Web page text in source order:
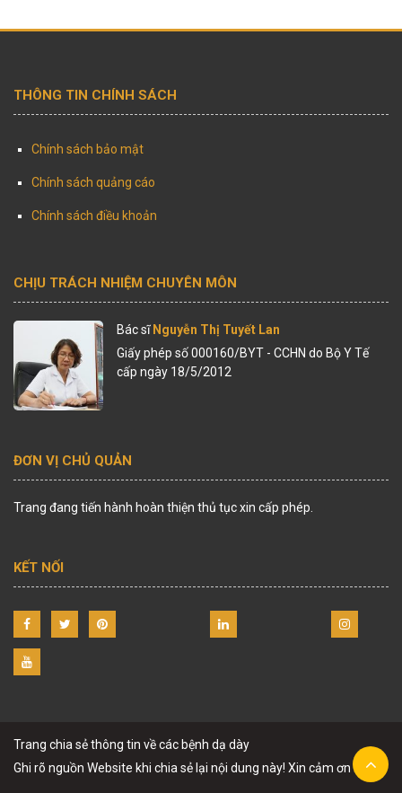
THÔNG TIN CHÍNH SÁCH
Chính sách bảo mật
Chính sách quảng cáo
Chính sách điều khoản
CHỊU TRÁCH NHIỆM CHUYÊN MÔN
Bác sĩ Nguyễn Thị Tuyết Lan
Giấy phép số 000160/BYT - CCHN do Bộ Y Tế
cấp ngày 18/5/2012
ĐƠN VỊ CHỦ QUẢN
Trang đang tiến hành hoàn thiện thủ tục xin cấp phép.
KẾT NỐI
Trang chia sẻ thông tin về các bệnh dạ dày
Ghi rõ nguồn Website khi chia sẻ lại nội dung này! Xin cảm ơn !